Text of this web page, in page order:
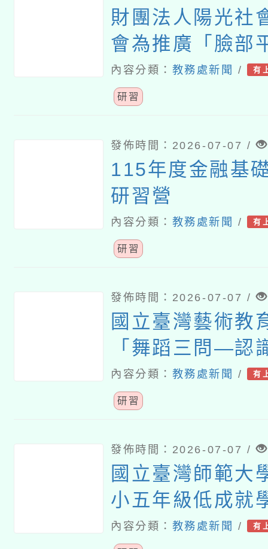
財團法人陽光社
會為推廣「臉部
育，推出《美感
外貌評價的真相
內容分類： 教務處新聞 / 有
研習
發佈時間：2026-07-07 /
115年度金融基
研習營
內容分類： 教務處新聞 / 有
研習
發佈時間：2026-07-07 /
國立臺灣藝術教
「舞蹈三問―認
教師研習課程
內容分類： 教務處新聞 / 有
研習
發佈時間：2026-07-07 /
國立臺灣師範大
小五年級低成就
難問題與有效教
內容分類： 教務處新聞 / 有